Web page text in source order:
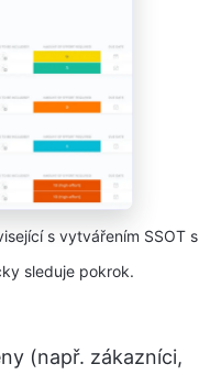
s vytvářením SSOT s
sleduje pokrok.
(např. zákazníci,